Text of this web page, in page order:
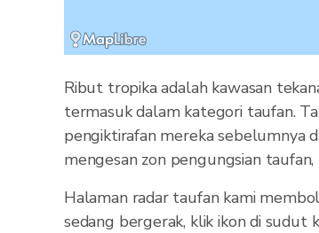
Ribut tropika adalah kawasan
termasuk dalam kategori taufan.
pengiktirafan mereka sebelumnya
mengesan zon pengungsian
Halaman radar taufan kami
sedang bergerak, klik ikon di sudut